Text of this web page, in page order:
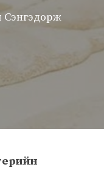
Сэнгэдорж